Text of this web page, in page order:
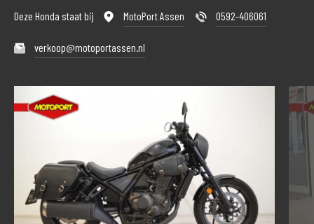
Deze Honda staat bij MotoPort Assen 0592-406061
verkoop@motoportassen.nl